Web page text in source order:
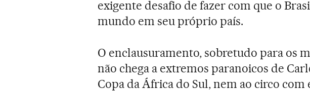
exigente desafio de fazer com que o
mundo em seu próprio país.
O enclausuramento, sobretudo para os
não chega a extremos paranoicos de
Copa da África do Sul, nem ao circo com